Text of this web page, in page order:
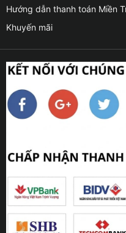
Hướng dẫn thanh toán Miền
Khuyến mãi